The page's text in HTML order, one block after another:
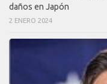
daños en Japón
2 ENERO 2024